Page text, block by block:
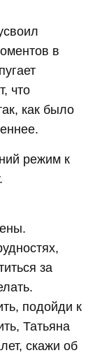
в
что
как было
режим к
за
подойди к
Татьяна
скажи об